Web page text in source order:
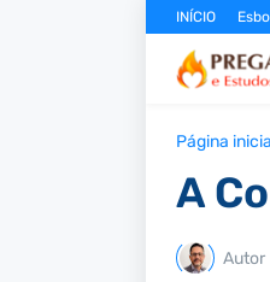
INÍCIO
Página
A
Autor